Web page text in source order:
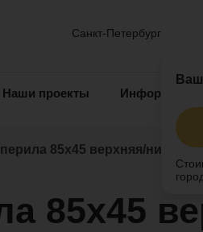
Санкт-Петербург
Наши проекты Информация
85х45 верхняя/нижняя
85х45